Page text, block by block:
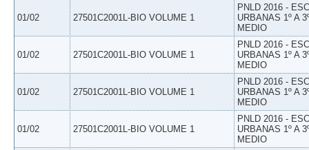
01/02 27501C2001L-BIO VOLUME 1
PNLD 2016 -
URBANAS 1º A
MEDIO
01/02 27501C2001L-BIO VOLUME 1
PNLD 2016 -
URBANAS 1º A
MEDIO
01/02 27501C2001L-BIO VOLUME 1
PNLD 2016 -
URBANAS 1º A
MEDIO
01/02 27501C2001L-BIO VOLUME 1
PNLD 2016 -
URBANAS 1º A
MEDIO